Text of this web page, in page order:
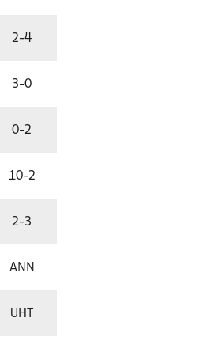
2-4
3-0
0-2
10-2
2-3
ANN
UHT